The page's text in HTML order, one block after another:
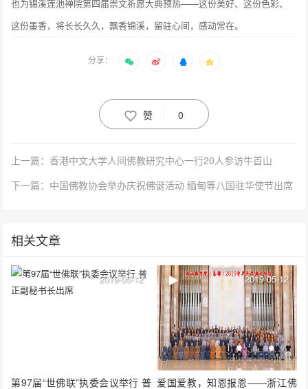
也为锦溪莲池禅院第四届崇文祈愿大典预热——这份美好、这份色彩、
这份墨香，将长长久久，飘香锦溪，留驻心间，感动常在。
分享：
赞 0
上一篇：香港中文大学人间佛教研究中心一行20人参访牛首山
下一篇：中国佛教协会举办庆祝佛诞活动 缅甸等八国驻华使节出席
相关文章
第97届“世佛联”执委会议举行 普
2019-05-12
爱国爱教，知恩报恩——浙江佛
2019-05-12